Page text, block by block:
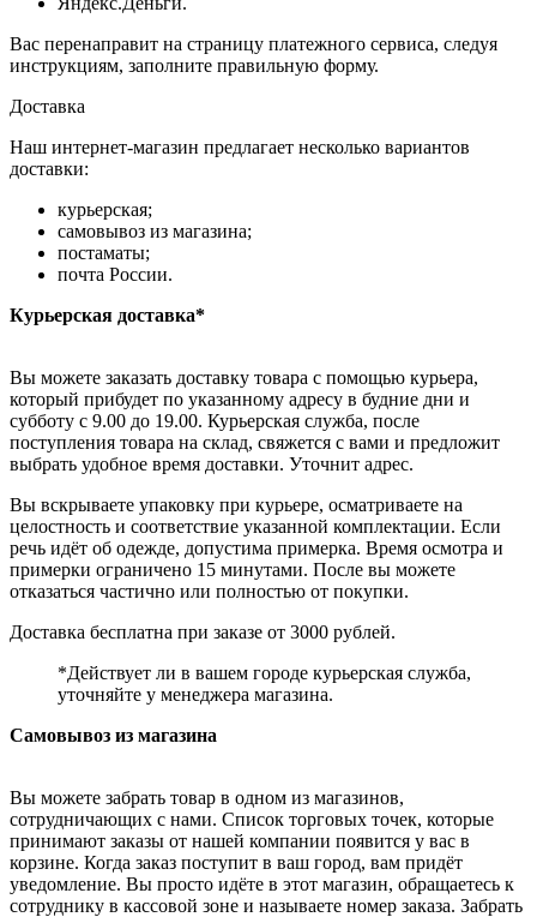
Вас перенаправит на страницу платежного сервиса, следуя
инструкциям, заполните правильную форму.
Доставка
Наш интернет-магазин предлагает несколько вариантов
доставки:
курьерская;
самовывоз из магазина;
постаматы;
почта России.
Курьерская доставка*
Вы можете заказать доставку товара с помощью курьера,
который прибудет по указанному адресу в будние дни и
субботу с 9.00 до 19.00. Курьерская служба, после
поступления товара на склад, свяжется с вами и предложит
выбрать удобное время доставки. Уточнит адрес.
Вы вскрываете упаковку при курьере, осматриваете на
целостность и соответствие указанной комплектации. Если
речь идёт об одежде, допустима примерка. Время осмотра и
примерки ограничено 15 минутами. После вы можете
отказаться частично или полностью от покупки.
Доставка бесплатна при заказе от 3000 рублей.
*Действует ли в вашем городе курьерская служба,
уточняйте у менеджера магазина.
Самовывоз из магазина
Вы можете забрать товар в одном из магазинов,
сотрудничающих с нами. Список торговых точек, которые
принимают заказы от нашей компании появится у вас в
корзине. Когда заказ поступит в ваш город, вам придёт
уведомление. Вы просто идёте в этот магазин, обращаетесь к
сотруднику в кассовой зоне и называете номер заказа. Забрать